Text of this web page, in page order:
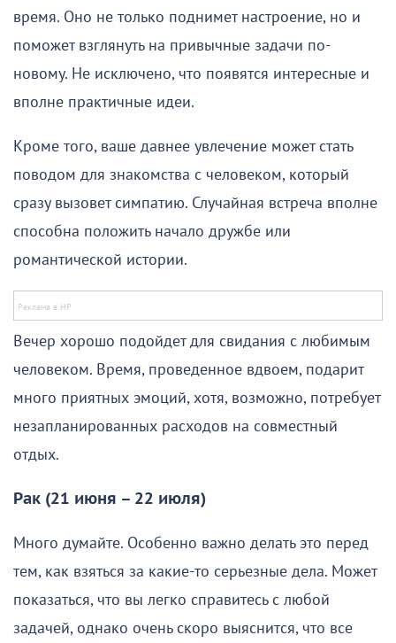
время. Оно не только поднимет настроение, но и
поможет взглянуть на привычные задачи по-
новому. Не исключено, что появятся интересные и
вполне практичные идеи.
Кроме того, ваше давнее увлечение может стать
поводом для знакомства с человеком, который
сразу вызовет симпатию. Случайная встреча вполне
способна положить начало дружбе или
романтической истории.
Вечер хорошо подойдет для свидания с любимым
человеком. Время, проведенное вдвоем, подарит
много приятных эмоций, хотя, возможно, потребует
незапланированных расходов на совместный
отдых.
Рак (21 июня – 22 июля)
Много думайте. Особенно важно делать это перед
тем, как взяться за какие-то серьезные дела. Может
показаться, что вы легко справитесь с любой
задачей, однако очень скоро выяснится, что все